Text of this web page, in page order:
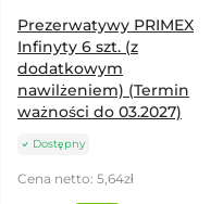
Prezerwatywy PRIMEX
Infinyty 6 szt. (z
dodatkowym
nawilżeniem) (Termin
ważności do 03.2027)
Dostępny
Cena netto: 5,64zł